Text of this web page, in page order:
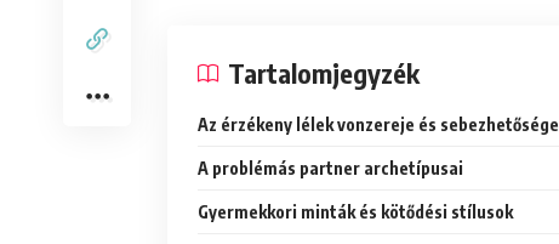
Tartalomjegyzék
Az érzékeny lélek vonzereje és sebezhetősége
A problémás partner archetípusai
Gyermekkori minták és kötődési stílusok